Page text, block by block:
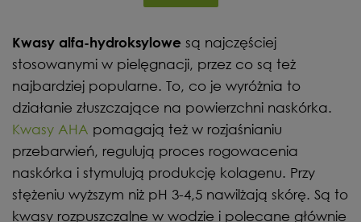
Kwasy alfa-hydroksylowe są najczęściej
stosowanymi w pielęgnacji, przez co są też
najbardziej popularne. To, co je wyróżnia to
działanie złuszczające na powierzchni naskórka.
Kwasy AHA pomagają też w rozjaśnianiu
przebarwień, regulują proces rogowacenia
naskórka i stymulują produkcję kolagenu. Przy
stężeniu wyższym niż pH 3-4,5 nawilżają skórę. Są to
kwasy rozpuszczalne w wodzie i polecane głównie